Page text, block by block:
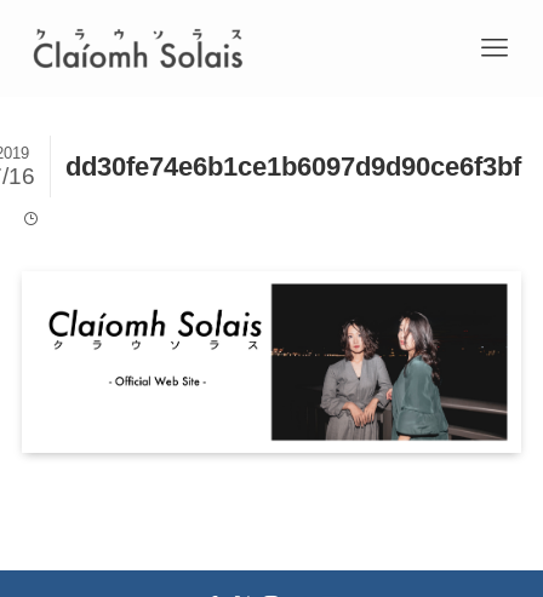
dd30fe74e6b1ce1b6097d9d90ce6f3bf
16